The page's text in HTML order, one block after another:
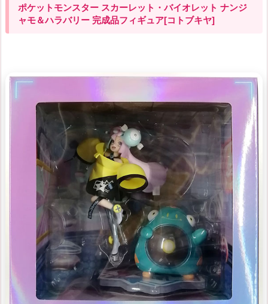
ポケットモンスター スカーレット・バイオレット ナンジ
ャモ＆ハラバリー 完成品フィギュア[コトブキヤ]